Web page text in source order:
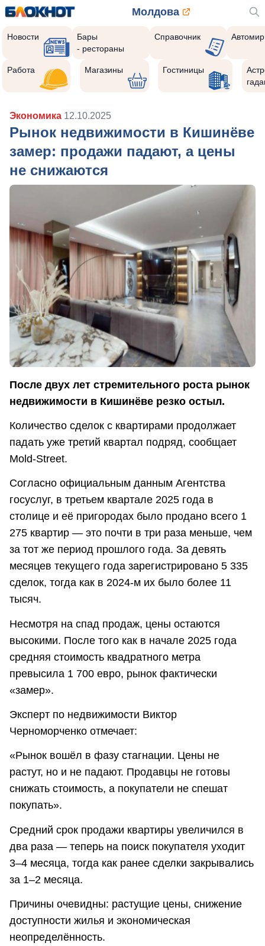
Молдова
Новости
Бары
- рестораны
Справочник Автомир
Работа Магазины Гостиницы
Экономика 12.10.2025
Рынок недвижимости в Кишинёве
замер: продажи падают, а цены
не снижаются
После двух лет стремительного роста рынок
недвижимости в Кишинёве резко остыл.
Количество сделок с квартирами продолжает
падать уже третий квартал подряд, сообщает
Mold-Street.
Согласно официальным данным Агентства
госуслуг, в третьем квартале 2025 года в
столице и её пригородах было продано всего 1
275 квартир — это почти в три раза меньше, чем
за тот же период прошлого года. За девять
месяцев текущего года зарегистрировано 5 335
сделок, тогда как в 2024-м их было более 11
тысяч.
Несмотря на спад продаж, цены остаются
высокими. После того как в начале 2025 года
средняя стоимость квадратного метра
превысила 1 700 евро, рынок фактически
«замер».
Эксперт по недвижимости Виктор
Черноморченко отмечает:
«Рынок вошёл в фазу стагнации. Цены не
растут, но и не падают. Продавцы не готовы
снижать стоимость, а покупатели не спешат
покупать».
Средний срок продажи квартиры увеличился в
два раза — теперь на поиск покупателя уходит
3–4 месяца, тогда как ранее сделки закрывались
за 1–2 месяца.
Причины очевидны: растущие цены, снижение
доступности жилья и экономическая
неопределённость.